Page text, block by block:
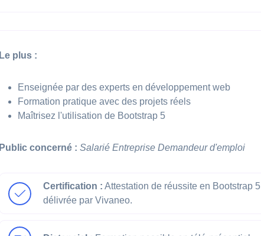
Le plus :
Enseignée par des experts en développement web
Formation pratique avec des projets réels
Maîtrisez l'utilisation de Bootstrap 5
Public concerné : Salarié Entreprise Demandeur d'emploi
Certification : Attestation de réussite en Bootstrap 5
délivrée par Vivaneo.